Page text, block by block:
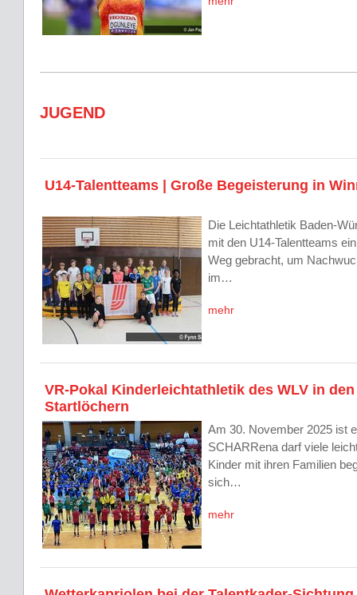
JUGEND
U14-Talentteams | Große Begeisterung in
Die Leichtathletik Baden-
mit den U14-Talentteams
Weg gebracht, um
im…
mehr
VR-Pokal Kinderleichtathletik des WLV in den
Startlöchern
Am 30. November 2025 ist
SCHARRena darf viele
Kinder mit ihren Familien
sich…
mehr